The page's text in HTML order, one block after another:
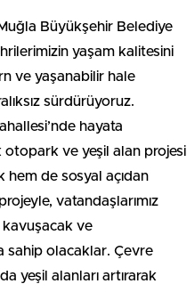
Büyükşehir Belediye
yaşam kalitesini
ve yaşanabilir hale
sürdürüyoruz.
hayata
otopark ve yeşil alan projesi
de sosyal açıdan
vatandaşlarımız
kavuşacak ve
sahip olacaklar. Çevre
yeşil alanları artırarak